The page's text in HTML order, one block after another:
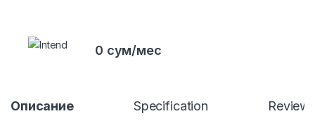
0 сум/мес
Описание Specification